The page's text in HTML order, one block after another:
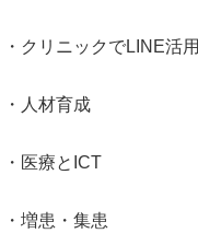
クリニックでLINE活用
人材育成
医療とICT
増患・集患